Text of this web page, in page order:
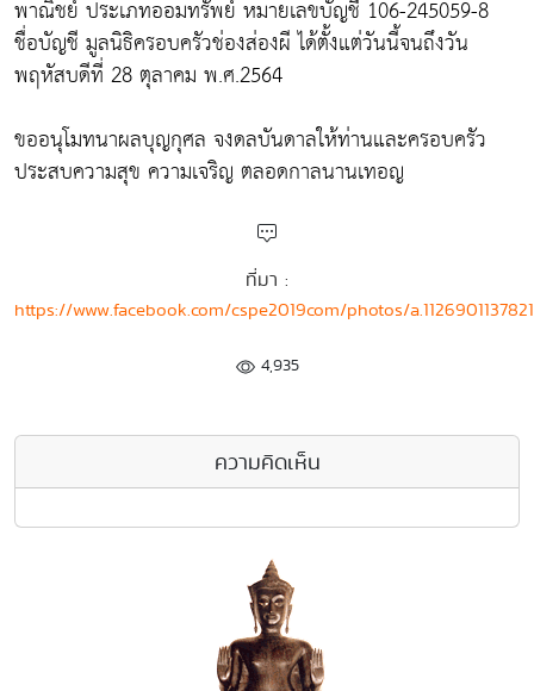
พาณิชย์ ประเภทออมทรัพย์ หมายเลขบัญชี 106-245059-8
ชื่อบัญชี มูลนิธิครอบครัวช่องส่องผี ได้ตั้งแต่วันนี้จนถึงวัน
พฤหัสบดีที่ 28 ตุลาคม พ.ศ.2564
ขออนุโมทนาผลบุญกุศล จงดลบันดาลให้ท่านและครอบครัว
ประสบความสุข ความเจริญ ตลอดกาลนานเทอญ
ที่มา :
https://www.facebook.com/cspe2019com/photos/
4,935
ความคิดเห็น